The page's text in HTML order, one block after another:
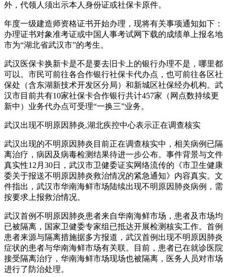
外，代领人须出示本人身份证或社保卡原件。
年度一级建造师资格证书开始办理，现将有关事项通知如下：
办理证书对象准考证或中国人事考试网下载的成绩单上报名地
市为“湖北省武汉市”的考生。
武汉医保卡换新卡是不是要去旧卡上的银行办理不是，哪里都
可以。市民可前往各合作银行社保卡代办点，也可前往各区社
保处（含东湖新技术开发区分局）和新城区社保经办机构。武
汉市目前共有10家社保卡合作银行共计457家（网点数持续更
新中）业务代办点可受理“一换三”业务。
武汉出现不明原因肺炎,湖北疾控中心表示正在调查核实
武汉出现的不明原因肺炎目前正在调查核实中，相关病例已隔
离治疗，病因及病毒检测结果待进一步公布。事件背景与文件
真实性12月30日，武汉市卫健委证实网络流传的《市卫生健康
委关于报送不明原因肺炎救治情况的紧急通知》内容真实。文
件指出，武汉市华南海鲜市场陆续出现不明原因肺炎病例，需
按要求上报救治情况。
武汉首例不明原因肺炎患者来自华南海鲜市场，患者及市场均
已被隔离，国家卫健委专家组已抵达开展检测核实工作。首例
患者来源与隔离措施据多方报道，武汉首例出现不明原因肺炎
症状的患者与华南海鲜市场有关联。目前，患者已在就诊医院
接受隔离治疗，华南海鲜市场现场也被隔离，医务人员对市场
进行了防治处理。